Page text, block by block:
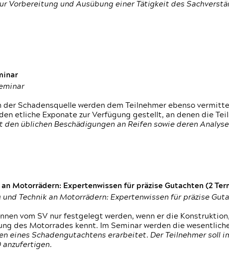
Vorbereitung und Ausübung einer Tätigkeit des
Schadensquelle werden dem Teilnehmer ebenso
etliche Exponate zur Verfügung gestellt, an denen die
üblichen Beschädigungen an Reifen sowie deren
Motorrädern: Expertenwissen für präzise Gutachten (2
und Technik an Motorrädern: Expertenwissen für präzise
vom SV nur festgelegt werden, wenn er die
des Motorrades kennt. Im Seminar werden die
eines Schadengutachtens erarbeitet. Der Teilnehmer soll
anzufertigen.